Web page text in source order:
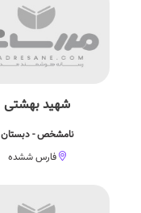
شهید بهشتی
نامشخص - دبستان
فارس ششده